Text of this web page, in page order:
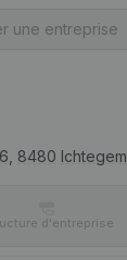
8480 Ichtegem
d'entreprise